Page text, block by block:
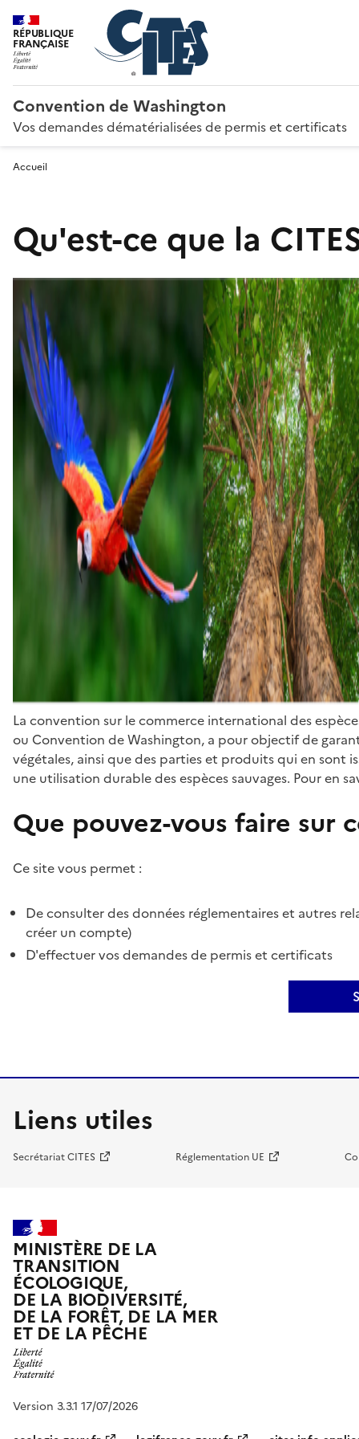
RÉPUBLIQUE
FRANÇAISE
Convention de Washington
Vos demandes dématérialisées de permis et certificats
Accueil
Qu'est-ce que la
La convention sur le commerce international des
ou Convention de Washington, a pour objectif de
végétales, ainsi que des parties et produits qui en sont
une utilisation durable des espèces sauvages. Pour en
Que pouvez-vous faire sur
Ce site vous permet :
De consulter des données réglementaires et autres
créer un compte)
D'effectuer vos demandes de permis et certificats
Liens utiles
Secrétariat CITES Réglementation UE
MINISTÈRE DE LA
TRANSITION
ÉCOLOGIQUE,
DE LA BIODIVERSITÉ,
DE LA FORÊT, DE LA MER
ET DE LA PÊCHE
Version 3.3.1 17/07/2026